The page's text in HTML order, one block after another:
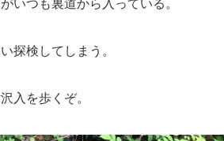
いつも裏道から入っている。
探検してしまう。
入を歩くぞ。